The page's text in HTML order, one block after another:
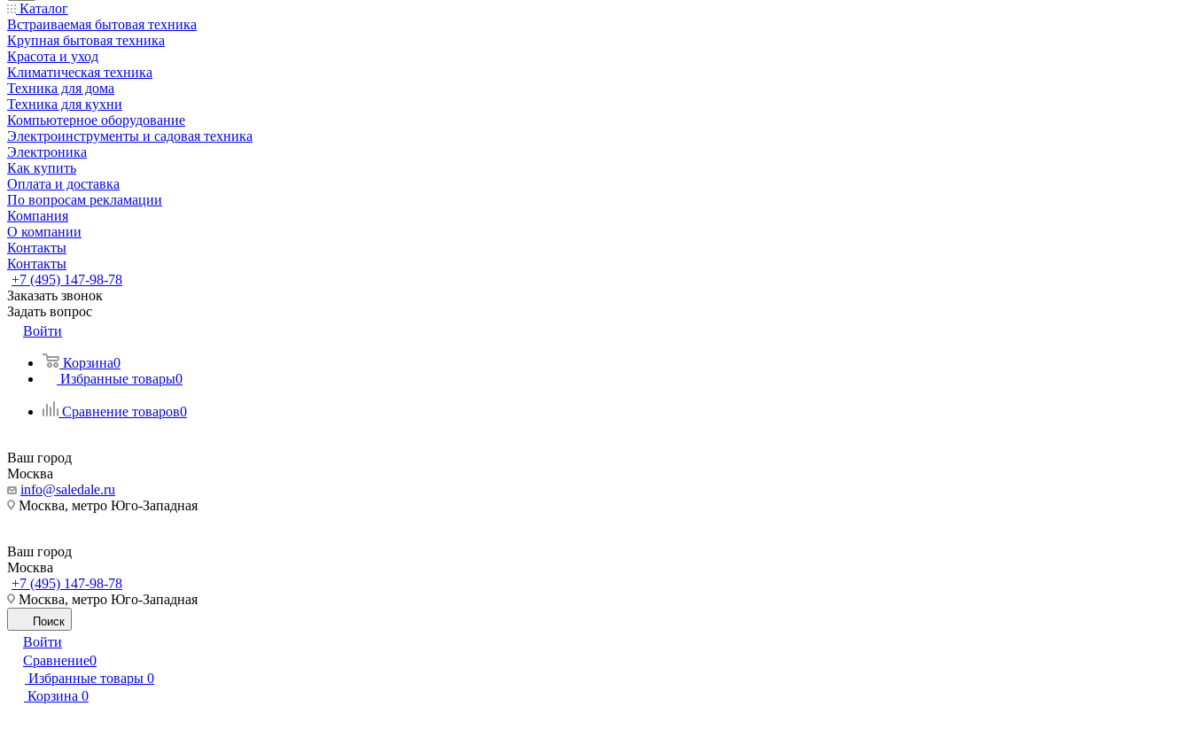
Каталог
Встраиваемая бытовая техника
Крупная бытовая техника
Красота и уход
Климатическая техника
Техника для дома
Техника для кухни
Компьютерное оборудование
Электроинструменты и садовая техника
Электроника
Как купить
Оплата и доставка
По вопросам рекламации
Компания
О компании
Контакты
Контакты
+7 (495) 147-98-78
Заказать звонок
Задать вопрос
Войти
Корзина0
Избранные товары0
Сравнение товаров0
Ваш город
Москва
info@saledale.ru
Москва, метро Юго-Западная
Ваш город
Москва
+7 (495) 147-98-78
Москва, метро Юго-Западная
Поиск
Войти
Сравнение0
Избранные товары 0
Корзина 0